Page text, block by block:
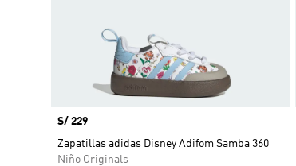
Precio
S/ 229
Zapatillas adidas Disney Adifom Samba 360
Niño Originals